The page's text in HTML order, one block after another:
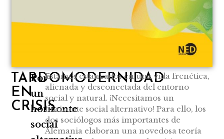
TARDOMODERNIDAD
EN
CRISIS
Por
un
horizonte
social
Estamos estancados en una vida frenética,
alienada y desconectada del entorno
social y natural. ¡Necesitamos un
horizonte social alternativo! Para ello, los
dos sociólogos más importantes de
Alemania elaboran una novedosa teoría